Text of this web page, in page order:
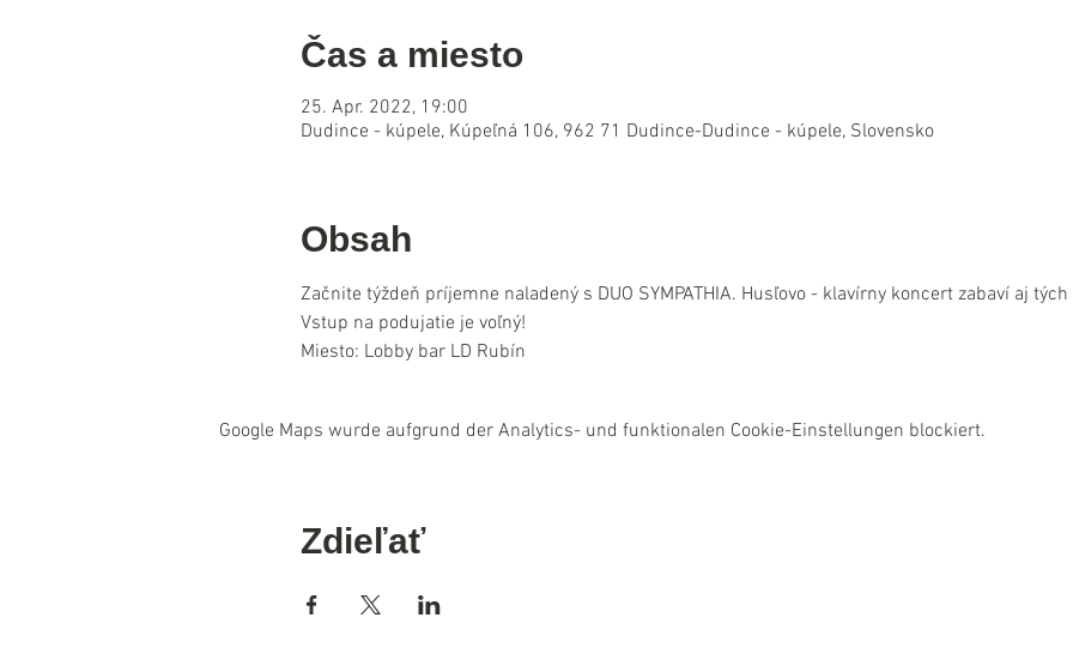
Čas a miesto
25. Apr. 2022, 19:00
Dudince - kúpele, Kúpeľná 106, 962 71 Dudince-Dudince - kúpele, Slovensko
Obsah
Začnite týždeň príjemne naladený s DUO SYMPATHIA. Husľovo - klavírny koncert zabaví aj
Vstup na podujatie je voľný!
Miesto: Lobby bar LD Rubín
Google Maps wurde aufgrund der Analytics- und funktionalen Cookie-Einstellungen blockiert.
Zdieľať